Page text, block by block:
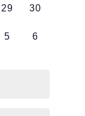
0
29
0
30
0
5
0
6